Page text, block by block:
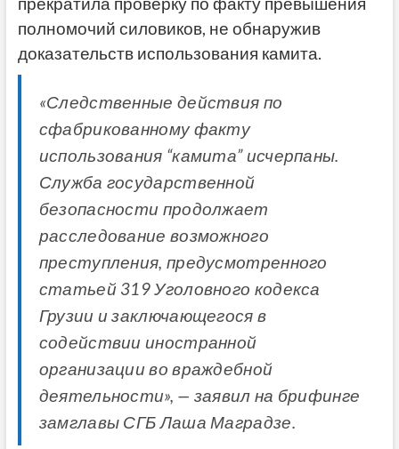
прекратила проверку по факту превышения
полномочий силовиков, не обнаружив
доказательств использования камита.
«Следственные действия по
сфабрикованному факту
использования “камита” исчерпаны.
Служба государственной
безопасности продолжает
расследование возможного
преступления, предусмотренного
статьей 319 Уголовного кодекса
Грузии и заключающегося в
содействии иностранной
организации во враждебной
деятельности», — заявил на брифинге
замглавы СГБ Лаша Маградзе.